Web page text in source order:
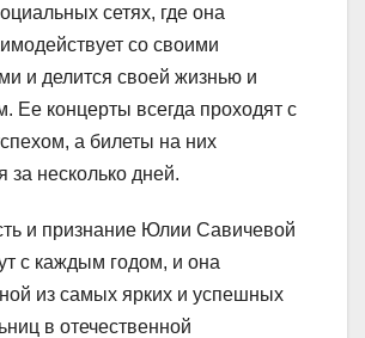
сетях, где она
со своими
и делится своей жизнью и
Ее концерты всегда проходят с
а билеты на них
за несколько дней.
и признание Юлии Савичевой
с каждым годом, и она
из самых ярких и успешных
в отечественной